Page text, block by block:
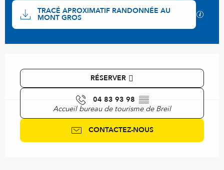
Documentation
TRACÉ APROXIMATIF RANDONNÉE AU
MONT GROS
RÉSERVER
04 83 93 98 ▒▒
Accueil bureau de tourisme de Breil
CONTACTEZ-NOUS